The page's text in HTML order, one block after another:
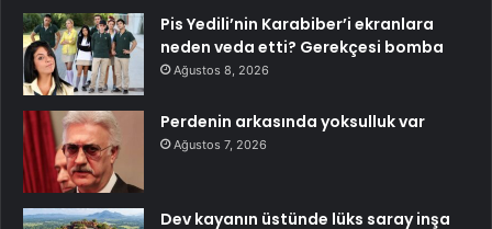
Pis Yedili’nin Karabiber’i ekranlara
neden veda etti? Gerekçesi bomba
Ağustos 8, 2026
Perdenin arkasında yoksulluk var
Ağustos 7, 2026
Dev kayanın üstünde lüks saray inşa